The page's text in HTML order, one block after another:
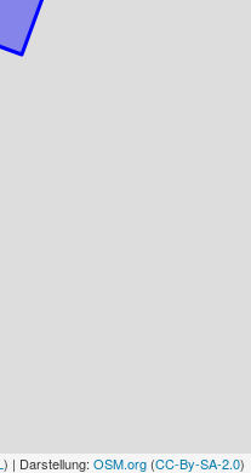
) | Darstellung: OSM.org (CC-By-SA-2.0)